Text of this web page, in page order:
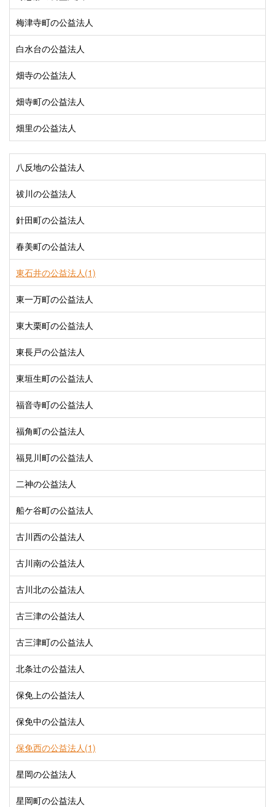
梅津寺町の公益法人
白水台の公益法人
畑寺の公益法人
畑寺町の公益法人
畑里の公益法人
八反地の公益法人
祓川の公益法人
針田町の公益法人
春美町の公益法人
東石井の公益法人(1)
東一万町の公益法人
東大栗町の公益法人
東長戸の公益法人
東垣生町の公益法人
福音寺町の公益法人
福角町の公益法人
福見川町の公益法人
二神の公益法人
船ケ谷町の公益法人
古川西の公益法人
古川南の公益法人
古川北の公益法人
古三津の公益法人
古三津町の公益法人
北条辻の公益法人
保免上の公益法人
保免中の公益法人
保免西の公益法人(1)
星岡の公益法人
星岡町の公益法人